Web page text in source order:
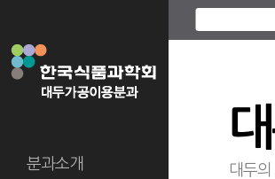
분과소개 대두